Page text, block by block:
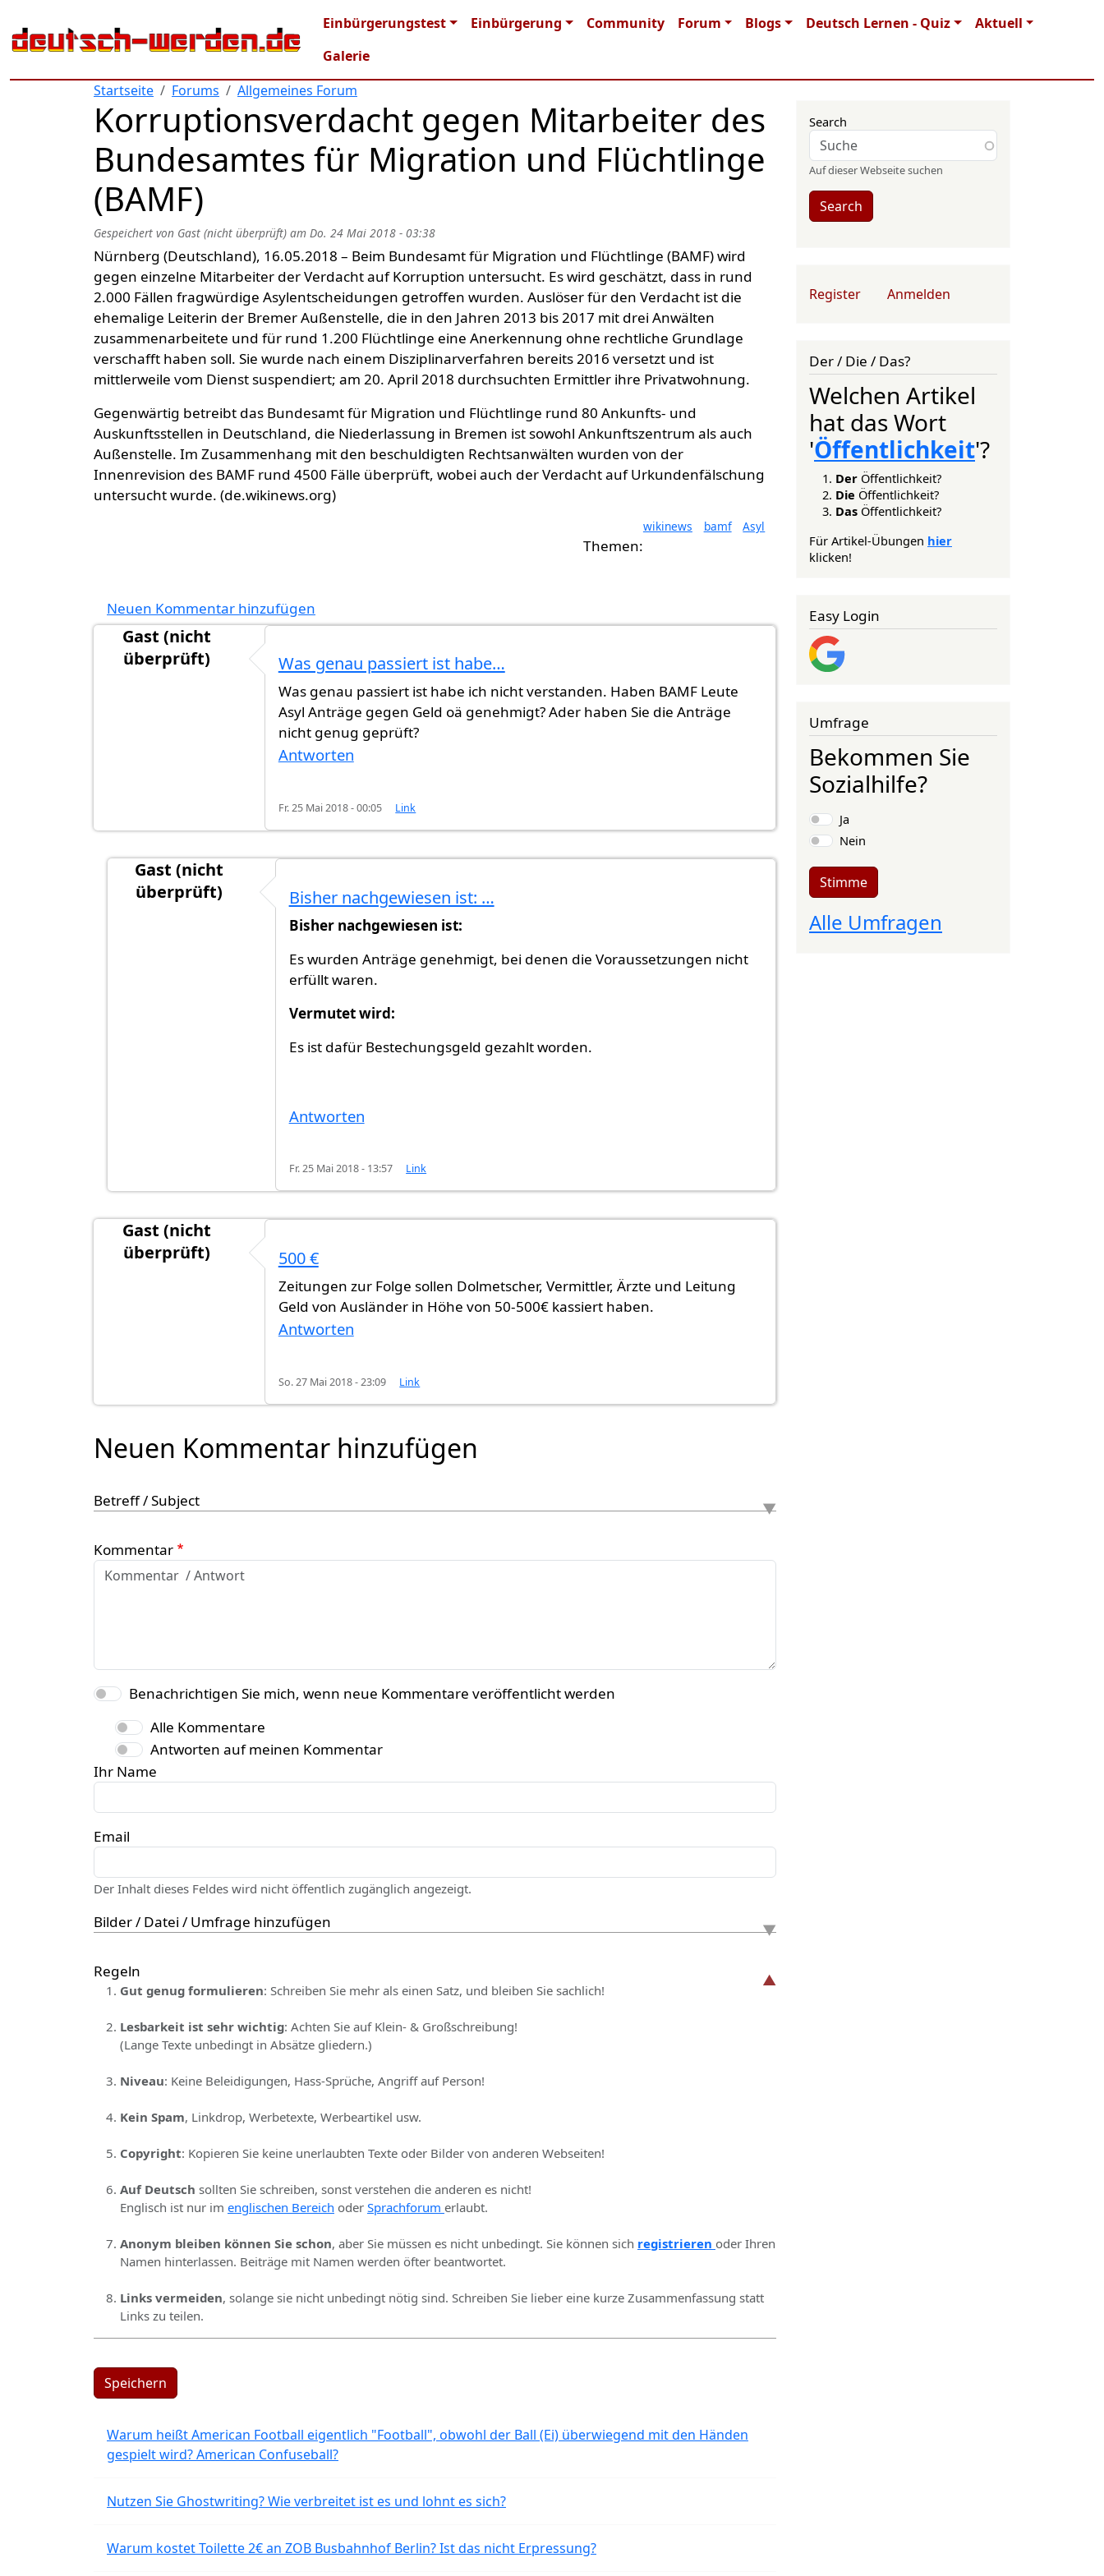
Main navigation
Einbürgerungstest Einbürgerung Community Forum Blogs Deutsch Lernen - Quiz
Aktuell
Galerie
Startseite
Forums Allgemeines Forum
Korruptionsverdacht gegen Mitarbeiter des
Bundesamtes für Migration und Flüchtlinge
(BAMF)
Gespeichert von Gast (nicht überprüft) am Do. 24 Mai 2018 - 03:38
Nürnberg (Deutschland), 16.05.2018 – Beim Bundesamt für Migration und Flüchtlinge (BAMF) wird
gegen einzelne Mitarbeiter der Verdacht auf Korruption untersucht. Es wird geschätzt, dass in rund
2.000 Fällen fragwürdige Asylentscheidungen getroffen wurden. Auslöser für den Verdacht ist die
ehemalige Leiterin der Bremer Außenstelle, die in den Jahren 2013 bis 2017 mit drei Anwälten
zusammenarbeitete und für rund 1.200 Flüchtlinge eine Anerkennung ohne rechtliche Grundlage
verschafft haben soll. Sie wurde nach einem Disziplinarverfahren bereits 2016 versetzt und ist
mittlerweile vom Dienst suspendiert; am 20. April 2018 durchsuchten Ermittler ihre Privatwohnung.
Gegenwärtig betreibt das Bundesamt für Migration und Flüchtlinge rund 80 Ankunfts- und
Auskunftsstellen in Deutschland, die Niederlassung in Bremen ist sowohl Ankunftszentrum als auch
Außenstelle. Im Zusammenhang mit den beschuldigten Rechtsanwälten wurden von der
Innenrevision des BAMF rund 4500 Fälle überprüft, wobei auch der Verdacht auf Urkundenfälschung
untersucht wurde. (de.wikinews.org)
wikinews bamf Asyl
Neuen Kommentar hinzufügen
Gast (nicht
überprüft)
Was genau passiert ist habe…
Was genau passiert ist habe ich nicht verstanden. Haben BAMF Leute
Asyl Anträge gegen Geld oä genehmigt? Ader haben Sie die Anträge
nicht genug geprüft?
Antworten
Fr. 25 Mai 2018 - 00:05 Link
Gast (nicht
überprüft)
Was genau passiert ist habe…vonGast (nicht überprüft)
Bisher nachgewiesen ist: …
Bisher nachgewiesen ist:
Es wurden Anträge genehmigt, bei denen die Voraussetzungen nicht
erfüllt waren.
Vermutet wird:
Es ist dafür Bestechungsgeld gezahlt worden.
Antworten
Fr. 25 Mai 2018 - 13:57 Link
Gast (nicht
überprüft)
500 €
Zeitungen zur Folge sollen Dolmetscher, Vermittler, Ärzte und Leitung
Geld von Ausländer in Höhe von 50-500€ kassiert haben.
Antworten
So. 27 Mai 2018 - 23:09 Link
Neuen Kommentar hinzufügen
Betreff / Subject
Kommentar
Benachrichtigen Sie mich, wenn neue Kommentare veröffentlicht werden
Alle Kommentare
Antworten auf meinen Kommentar
Ihr Name
Email
Der Inhalt dieses Feldes wird nicht öffentlich zugänglich angezeigt.
Bilder / Datei / Umfrage hinzufügen
Regeln
Gut genug formulieren: Schreiben Sie mehr als einen Satz, und bleiben Sie sachlich!
Lesbarkeit ist sehr wichtig: Achten Sie auf Klein- & Großschreibung!
(Lange Texte unbedingt in Absätze gliedern.)
Niveau: Keine Beleidigungen, Hass-Sprüche, Angriff auf Person!
Kein Spam, Linkdrop, Werbetexte, Werbeartikel usw.
Copyright: Kopieren Sie keine unerlaubten Texte oder Bilder von anderen Webseiten!
Auf Deutsch sollten Sie schreiben, sonst verstehen die anderen es nicht!
Englisch ist nur im englischen Bereich oder Sprachforum erlaubt.
Anonym bleiben können Sie schon, aber Sie müssen es nicht unbedingt. Sie können sich registrieren oder Ihren
Namen hinterlassen. Beiträge mit Namen werden öfter beantwortet.
Links vermeiden, solange sie nicht unbedingt nötig sind. Schreiben Sie lieber eine kurze Zusammenfassung statt
Links zu teilen.
Speichern
Warum heißt American Football eigentlich "Football", obwohl der Ball (Ei) überwiegend mit den Händen
gespielt wird? American Confuseball?
Nutzen Sie Ghostwriting? Wie verbreitet ist es und lohnt es sich?
Warum kostet Toilette 2€ an ZOB Busbahnhof Berlin? Ist das nicht Erpressung?
Search
Auf dieser Webseite suchen
Search
User account menu
Register Anmelden
Der / Die / Das?
Welchen Artikel
hat das Wort
'Öffentlichkeit'?
Der Öffentlichkeit?
Die Öffentlichkeit?
Das Öffentlichkeit?
Für Artikel-Übungen hier
klicken!
Easy Login
Umfrage
Bekommen Sie
Sozialhilfe?
Auswahlmöglichkeiten
Ja
Nein
Stimme
Alle Umfragen